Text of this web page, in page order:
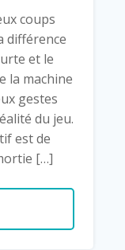
coups
différence
et le
la machine
gestes
du jeu.
est de
[…]